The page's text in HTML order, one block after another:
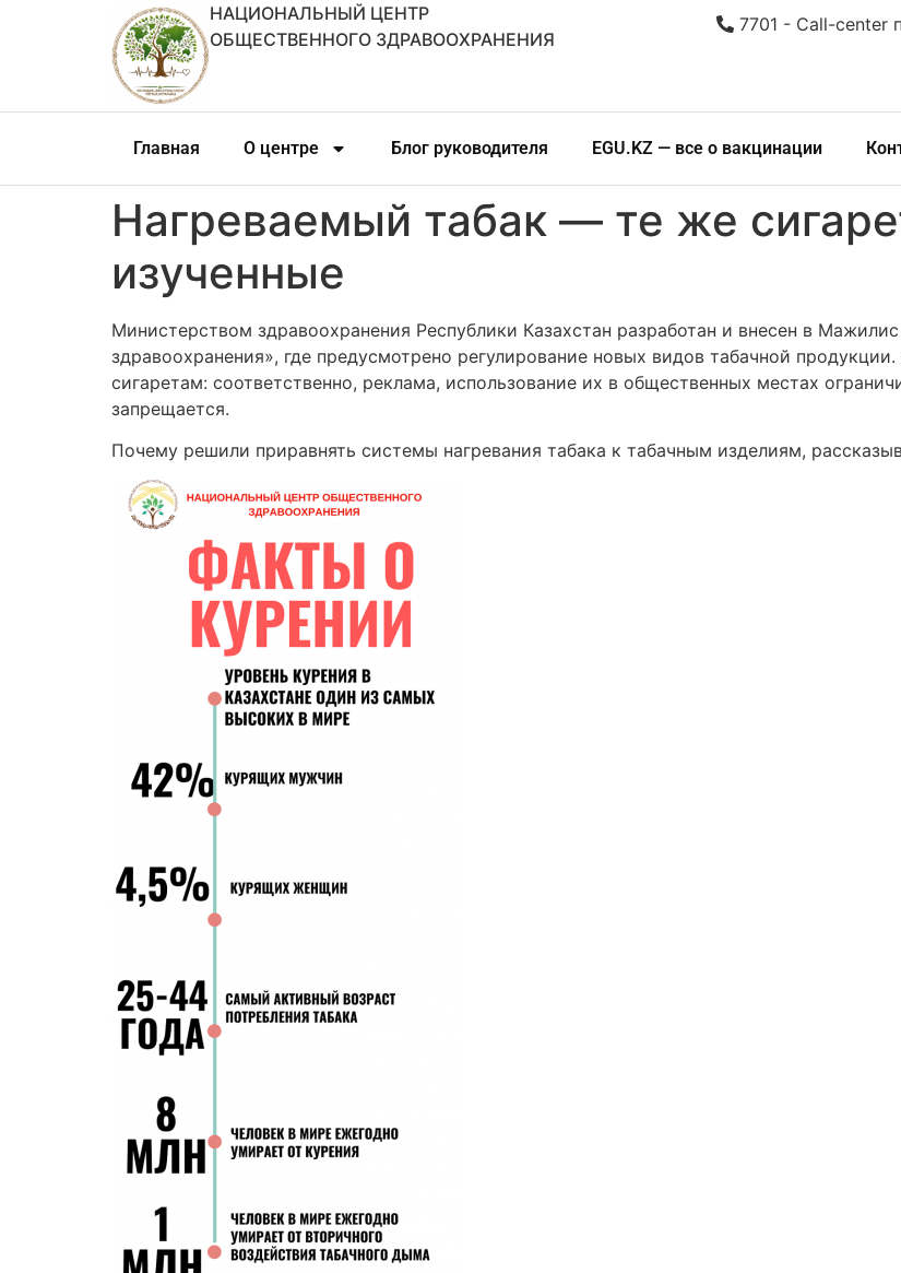
НАЦИОНАЛЬНЫЙ ЦЕНТР
ОБЩЕСТВЕННОГО ЗДРАВООХРАНЕНИЯ
7701 - Call-center
Главная О центре Блог руководителя EGU.KZ — все о вакцинации
Нагреваемый табак — те же
изученные
Министерством здравоохранения Республики Казахстан разработан и внесен в
здравоохранения», где предусмотрено регулирование новых видов табачной
сигаретам: соответственно, реклама, использование их в общественных местах
запрещается.
Почему решили приравнять системы нагревания табака к табачным изделиям,